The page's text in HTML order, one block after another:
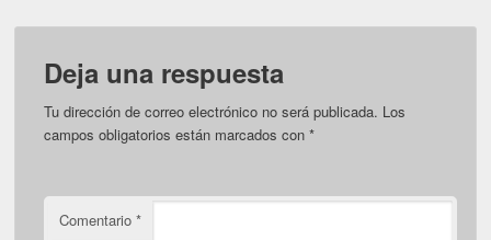
Deja una respuesta
Tu dirección de correo electrónico no será publicada. Los
campos obligatorios están marcados con*
Comentario*